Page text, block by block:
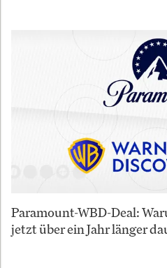
Paramount-WBD-Deal:
jetzt über ein Jahr länger